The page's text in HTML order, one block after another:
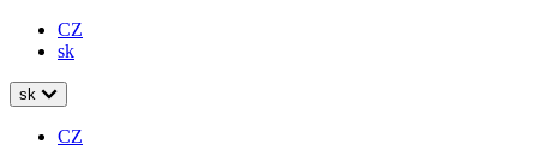
CZ
sk
sk
CZ